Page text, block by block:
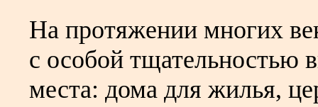
На протяжении многих
с особой тщательностью
места: дома для жилья,